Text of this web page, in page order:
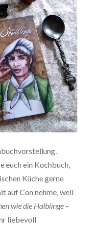
euch ein Kochbuch,
Küche gerne
auf Con nehme, weil
wie die Halblinge –
liebevoll